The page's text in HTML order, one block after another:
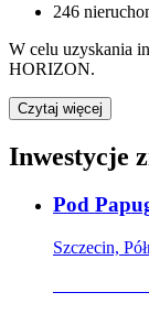
246
W celu uzyskania
HORIZON.
Czytaj więcej
Inwestycje
Pod
Szczecin,